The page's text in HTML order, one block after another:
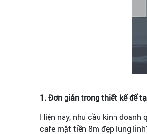
1. Đơn giản trong thiết kế để
Hiện nay, nhu cầu kinh
cafe mặt tiền 8m đẹp lung